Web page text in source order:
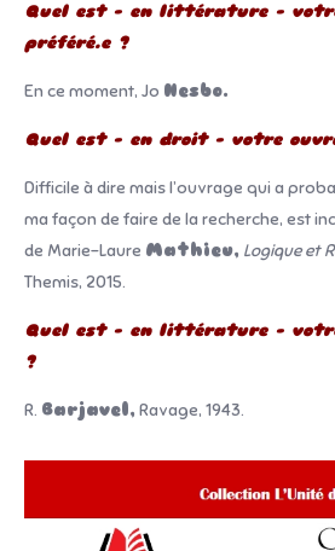
Quel est – en littérature –
préféré.e ?
En ce moment, Jo Nesbo.
Quel est – en droit – votre
Difficile à dire mais l’ouvrage qui a
ma façon de faire de la recherche, est
de Marie-Laure Mathieu, Logique et
Themis, 2015.
Quel est – en littérature –
?
R. Barjavel, Ravage, 1943.